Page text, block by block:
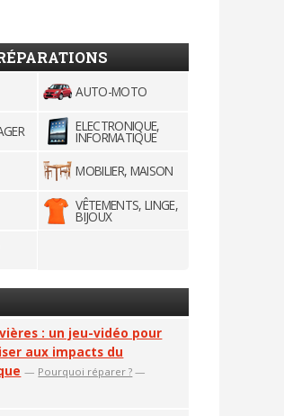
AUTO-MOTO
ELECTRONIQUE,
INFORMATIQUE
MOBILIER, MAISON
VÊTEMENTS, LINGE,
BIJOUX
: un jeu-vidéo pour
aux impacts du
— Pourquoi réparer ? —